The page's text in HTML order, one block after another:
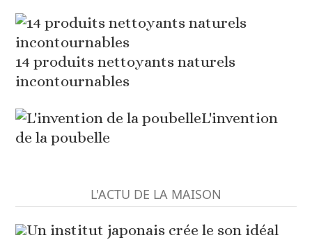
14 produits nettoyants naturels
incontournables
L'invention
de la poubelle
L'ACTU DE LA MAISON
Un institut japonais crée le son idéal